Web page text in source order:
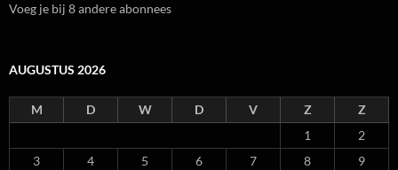
Voeg je bij 8 andere abonnees
AUGUSTUS 2026
M D W D V Z
Z
1
2
3
4 5 6 7 8
9